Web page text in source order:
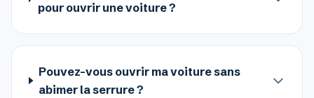
pour ouvrir une voiture ?
Pouvez-vous ouvrir ma voiture sans
abimer la serrure ?